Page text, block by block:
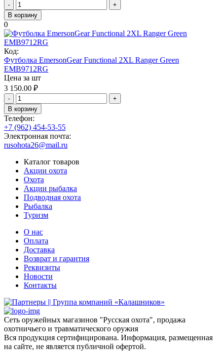
-
+
В корзину
0
Код:
Футболка EmersonGear Functional 2XL Ranger Green
EMB9712RG
Цена за шт
3 150.00 ₽
-
+
В корзину
Телефон:
+7 (962) 454-53-55
Электронная почта:
rusohota26@mail.ru
Каталог товаров
Акции охота
Охота
Акции рыбалка
Подводная охота
Рыбалка
Туризм
О нас
Оплата
Доставка
Возврат и гарантия
Реквизиты
Новости
Контакты
Сеть оружейных магазинов "Русская охота", продажа
охотничьего и травматического оружия
Вся продукция сертифицирована. Информация, размещенная
на сайте, не является публичной офертой.